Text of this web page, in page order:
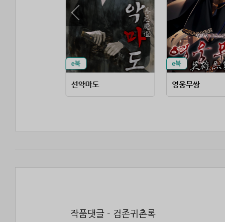
선악마도 영웅무쌍
작품댓글 - 검존귀촌록